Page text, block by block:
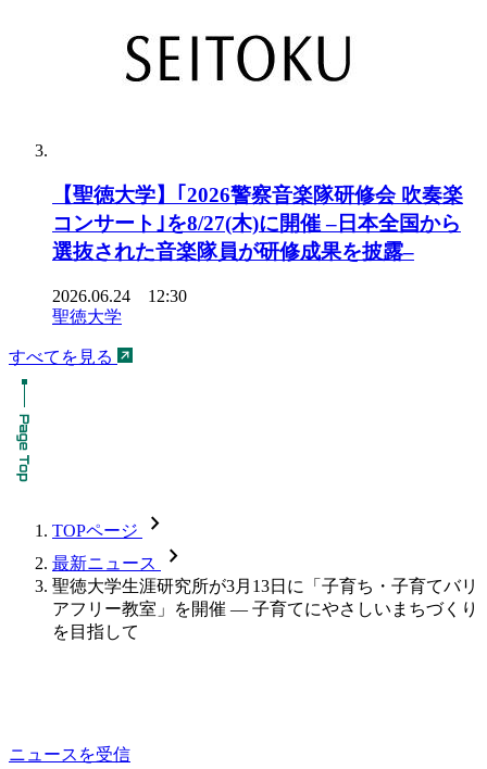
【聖徳大学】｢2026警察音楽隊研修会 吹奏楽
コンサート｣を8/27(木)に開催 –日本全国から
選抜された音楽隊員が研修成果を披露–
2026.06.24 12:30
聖徳大学
すべてを見る
TOPページ chevron_forward
最新ニュース chevron_forward
聖徳大学生涯研究所が3月13日に「子育ち・子育てバリ
アフリー教室」を開催 — 子育てにやさしいまちづくり
を目指して
ニュースを受信